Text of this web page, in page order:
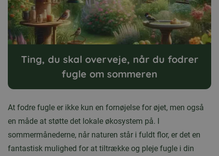
Ting, du skal overveje, når du fodrer
fugle om sommeren
At fodre fugle er ikke kun en fornøjelse for øjet, men også
en måde at støtte det lokale økosystem på. I
sommermånederne, når naturen står i fuldt flor, er det en
fantastisk mulighed for at tiltrække og pleje fugle i din